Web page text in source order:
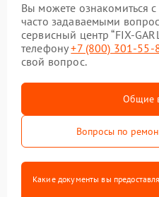
Вы можете ознакомиться
часто задаваемыми
сервисный центр “FIX-
телефону+7 (800) 301-55-
свой вопрос.
Общие
Вопросы по
Какие документы вы